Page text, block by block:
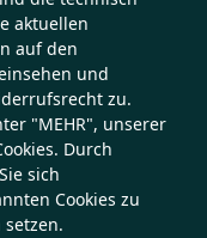
aktuellen
auf den
und
zu.
"MEHR", unserer
Durch
sich
Cookies zu